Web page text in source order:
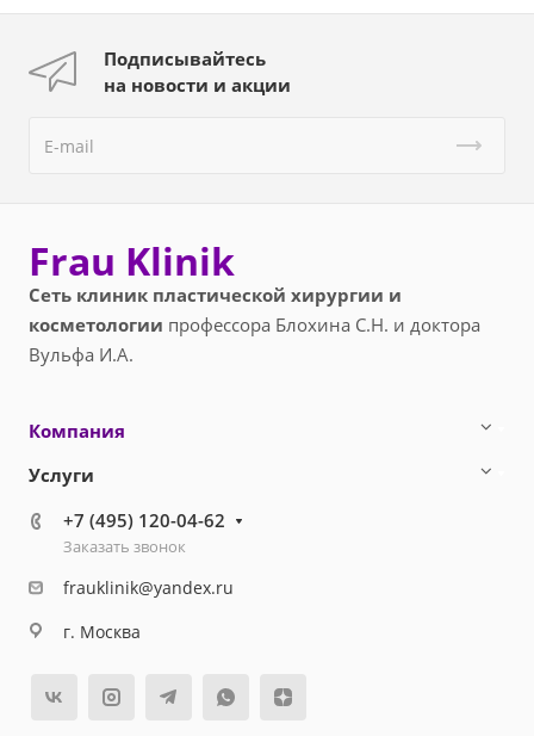
Подписывайтесь
на новости и акции
Frau Klinik
Сеть клиник пластической хирургии и
косметологии профессора Блохина С.Н. и доктора
Вульфа И.А.
Компания
Услуги
+7 (495) 120-04-62
Заказать звонок
frauklinik@yandex.ru
г. Москва